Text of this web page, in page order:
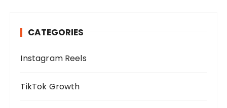
CATEGORIES
Instagram Reels
TikTok Growth